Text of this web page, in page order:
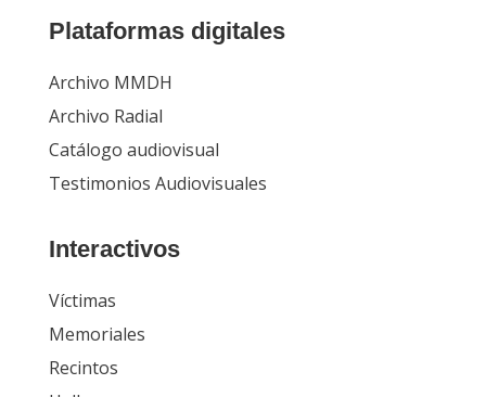
Plataformas digitales
Archivo MMDH
Archivo Radial
Catálogo audiovisual
Testimonios Audiovisuales
Interactivos
Víctimas
Memoriales
Recintos